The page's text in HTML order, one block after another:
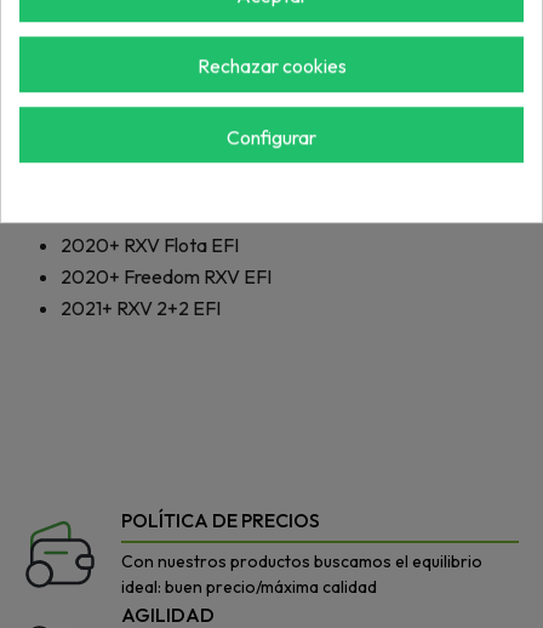
2021+RXV Flota ELiTE Litio
Freedom RXV ELiTE Litio
2021+RXV 2+2 ELiTE Litio
2020+ RXV Flota EFI
2020+ Freedom RXV EFI
2021+ RXV 2+2 EFI
POLÍTICA DE PRECIOS
Con nuestros productos buscamos el equilibrio
ideal: buen precio/máxima calidad
AGILIDAD
Rechazar cookies
Configurar